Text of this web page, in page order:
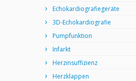
Echokardiografiegeräte
3D-Echokardiografie
Pumpfunktion
Infarkt
Herzinsuffizienz
Herzklappen